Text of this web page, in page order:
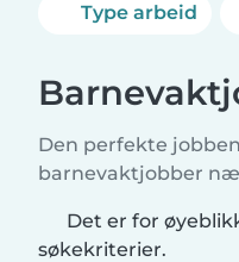
Type arbeid
Den perfekte
barnevaktjobber
Det er for
søkekriterier.